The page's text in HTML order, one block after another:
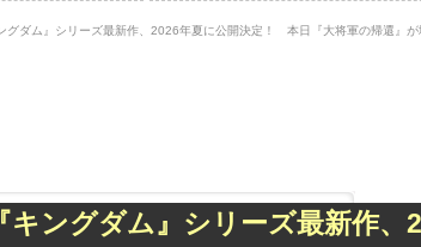
の日本...
が令...
と中村麗...
【九州名物】鶏刺し食べた
【悲報】日本人、相変わら
国連事務総長「日本よ、国連
【悲報】高樹沙耶さん、神田
グダム』シリーズ最新作、2026年夏に公開決定！ 本日『大将軍の帰還』
キングダム』シリーズ最新作、